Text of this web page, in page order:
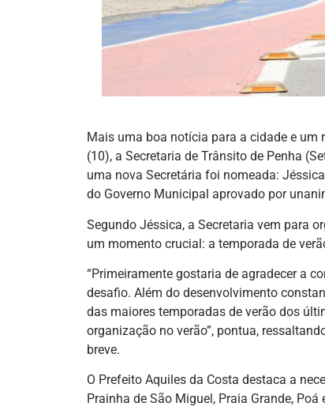
Mais uma boa notícia para a cidade e um
(10), a Secretaria de Trânsito de Penha
uma nova Secretária foi nomeada:
do Governo Municipal aprovado por
Segundo Jéssica, a Secretaria vem para
um momento crucial: a temporada de
“Primeiramente gostaria de agradecer a
desafio. Além do desenvolvimento
das maiores temporadas de verão dos
organização no verão”, pontua,
breve.
O Prefeito Aquiles da Costa destaca a
Prainha de São Miguel, Praia Grande, Poá